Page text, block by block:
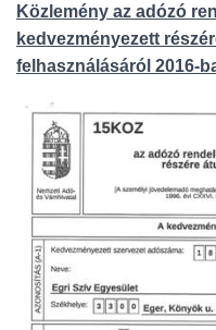
Közlemény az adózó
kedvezményezett
felhasználásáról 2016-